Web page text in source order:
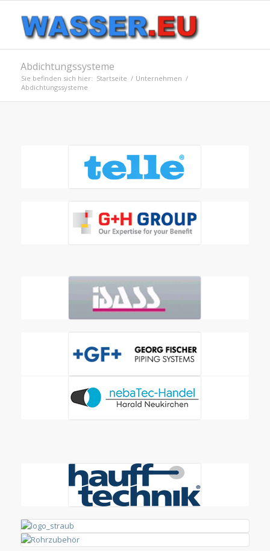
Abdichtungssysteme
Sie befinden sich hier: Startseite / Unternehmen /
Abdichtungssysteme